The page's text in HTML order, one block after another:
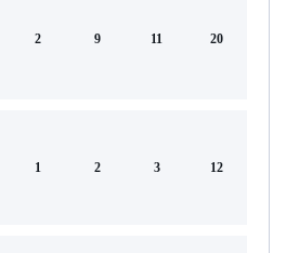
2 9 11 20
1 2 3 12